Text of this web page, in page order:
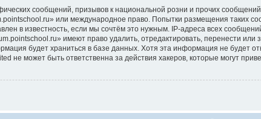
сообщений, призывов к национальной розни и прочих
или международное право. Попытки размещения таких
в известность, если мы сочтём это нужным. IP-адреса всех
имеют право удалить, отредактировать, перенести или
будет храниться в базе данных. Хотя эта информация не будет
может быть ответственна за действия хакеров, которые могут